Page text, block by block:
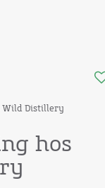
Wild Distillery
hos